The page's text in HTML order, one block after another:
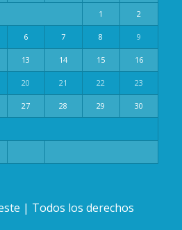
1 2
6 7 8 9
13 14 15 16
20 21 22 23
27 28 29 30
| Todos los derechos